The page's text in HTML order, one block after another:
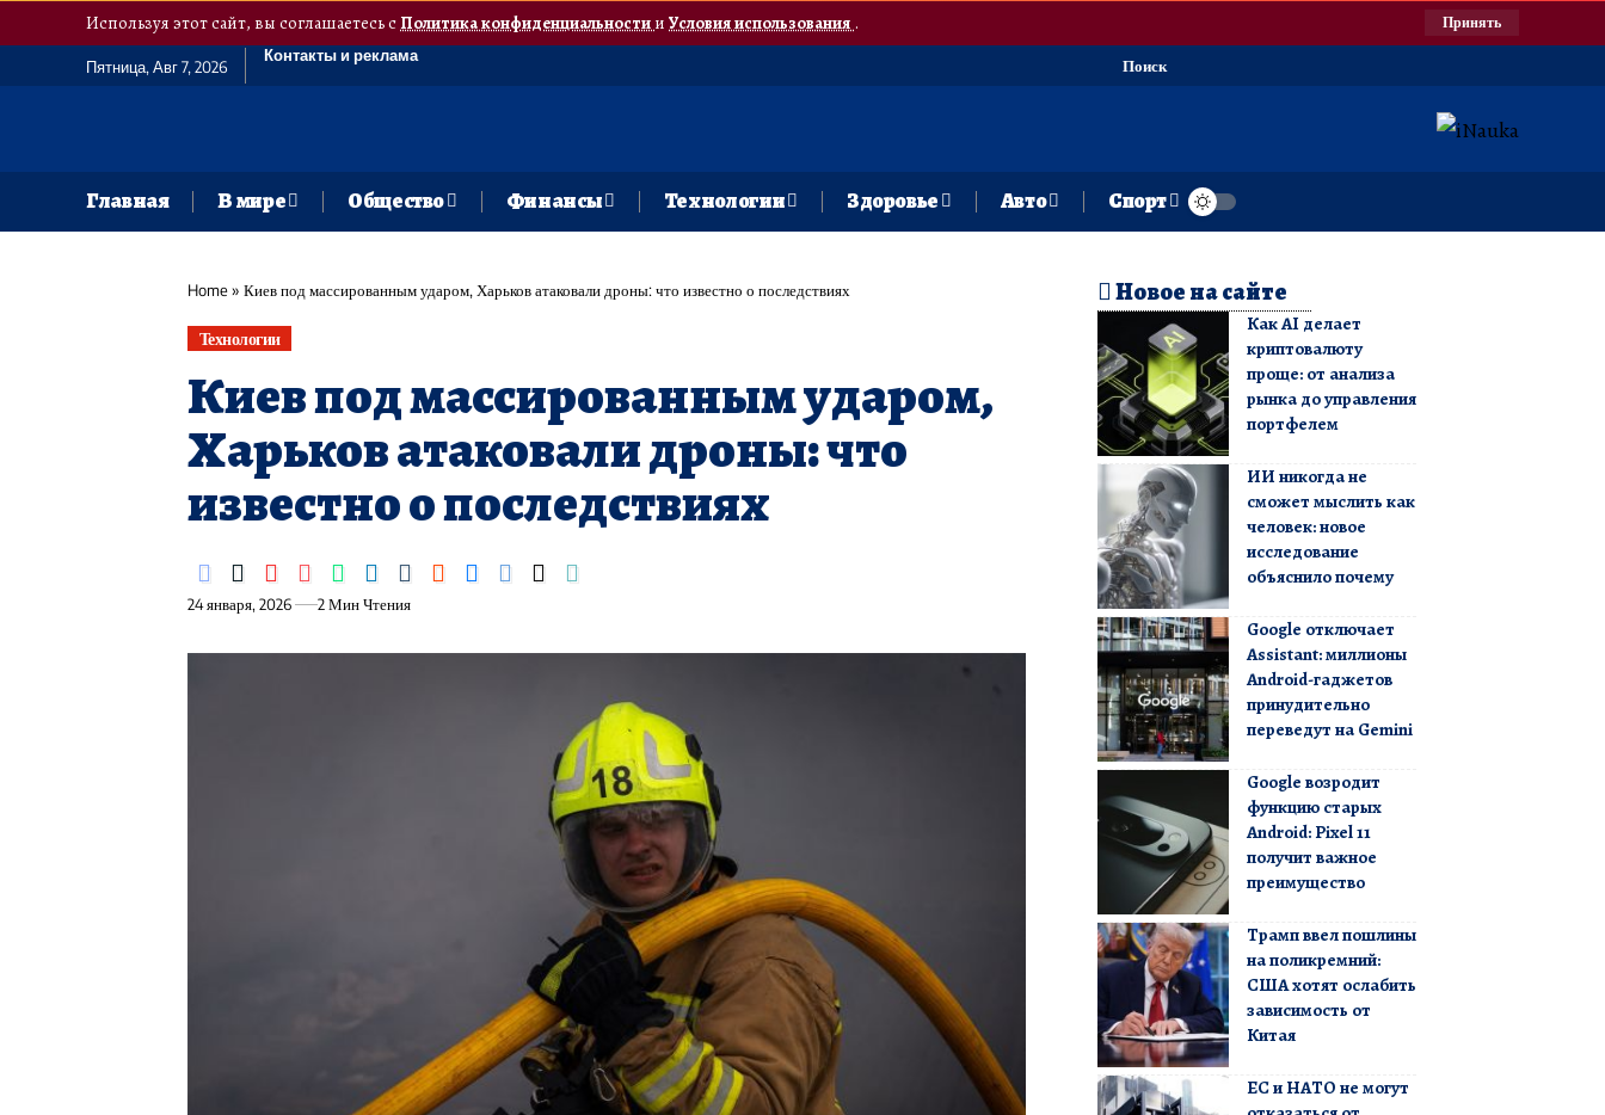
Используя этот сайт, вы соглашаетесь сПолитика конфиденциальностии Условия использования. Принять
Пятница, Авг 7, 2026
Контакты и реклама
Поиск
Главная В мире Общество Финансы Технологии Здоровье Авто Спорт
Home» Киев под массированным ударом, Харьков атаковали дроны: что известно о последствиях
Технологии
Киев под массированным ударом,
Харьков атаковали дроны: что
известно о последствиях
24 января, 2026 2 Мин Чтения
Новое на сайте
Как AI делает
криптовалюту
проще: от анализа
рынка до управления
портфелем
ИИ никогда не
сможет мыслить как
человек: новое
исследование
объяснило почему
Google отключает
Assistant: миллионы
Android-гаджетов
принудительно
переведут на Gemini
Google возродит
функцию старых
Android: Pixel 11
получит важное
преимущество
Трамп ввел пошлины
на поликремний:
США хотят ослабить
зависимость от
Китая
ЕС и НАТО не могут